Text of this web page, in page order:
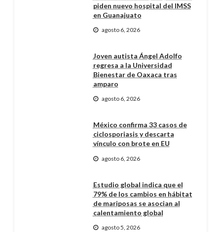
piden nuevo hospital del IMSS
en Guanajuato
agosto 6, 2026
Joven autista Ángel Adolfo
regresa a la Universidad
Bienestar de Oaxaca tras
amparo
agosto 6, 2026
México confirma 33 casos de
ciclosporiasis y descarta
vínculo con brote en EU
agosto 6, 2026
Estudio global indica que el
79% de los cambios en hábitat
de mariposas se asocian al
calentamiento global
agosto 5, 2026